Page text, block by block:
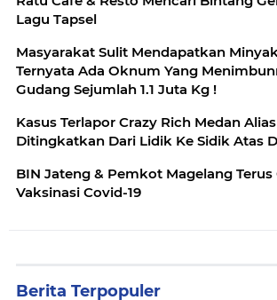
Lagu Tapsel
Masyarakat Sulit Mendapatkan
Ternyata Ada Oknum Yang
Gudang Sejumlah 1.1 Juta Kg !
Kasus Terlapor Crazy Rich Medan
Ditingkatkan Dari Lidik Ke Sidik Atas
BIN Jateng & Pemkot Magelang
Vaksinasi Covid-19
Berita Terpopuler